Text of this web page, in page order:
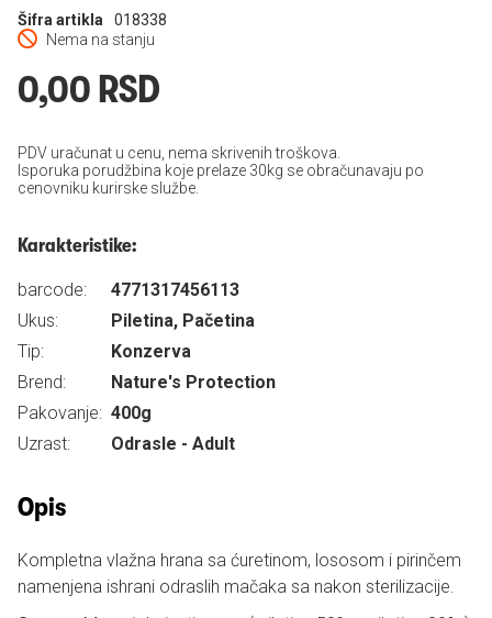
Nema na stanju
Šifra artikla 018338
0,00 RSD
PDV uračunat u cenu, nema skrivenih troškova.
Isporuka porudžbina koje prelaze 30kg se obračunavaju po
cenovniku kurirske službe.
Karakteristike:
barcode:
4771317456113
Ukus:
Piletina, Pačetina
Tip:
Konzerva
Brend:
Nature's Protection
Pakovanje: 400g
Uzrast:
Odrasle - Adult
Opis
Kompletna vlažna hrana sa ćuretinom, lososom i pirinčem
namenjena ishrani odraslih mačaka sa nakon sterilizacije.